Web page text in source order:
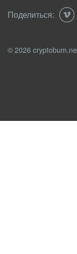
Поделиться:
© 2026